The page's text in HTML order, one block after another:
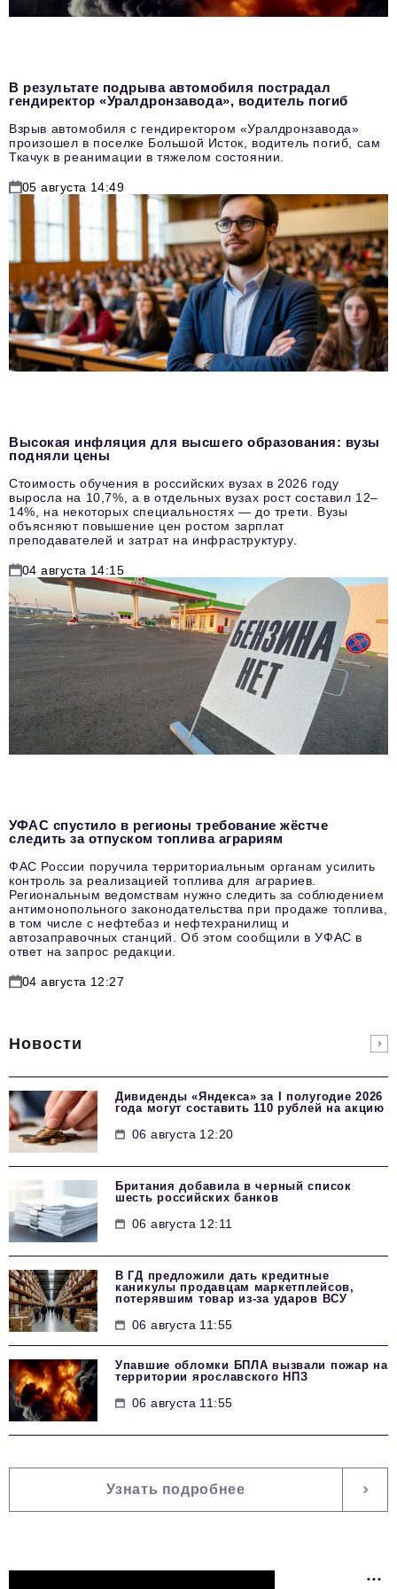
В результате подрыва автомобиля пострадал
гендиректор «Уралдронзавода», водитель погиб
Взрыв автомобиля с гендиректором «Уралдронзавода»
произошел в поселке Большой Исток, водитель погиб, сам
Ткачук в реанимации в тяжелом состоянии.
05 августа 14:49
Высокая инфляция для высшего образования: вузы
подняли цены
Стоимость обучения в российских вузах в 2026 году
выросла на 10,7%, а в отдельных вузах рост составил 12–
14%, на некоторых специальностях — до трети. Вузы
объясняют повышение цен ростом зарплат
преподавателей и затрат на инфраструктуру.
04 августа 14:15
УФАС спустило в регионы требование жёстче
следить за отпуском топлива аграриям
ФАС России поручила территориальным органам усилить
контроль за реализацией топлива для аграриев.
Региональным ведомствам нужно следить за соблюдением
антимонопольного законодательства при продаже топлива,
в том числе с нефтебаз и нефтехранилищ и
автозаправочных станций. Об этом сообщили в УФАС в
ответ на запрос редакции.
04 августа 12:27
Новости
Дивиденды «Яндекса» за I полугодие 2026
года могут составить 110 рублей на акцию
06 августа 12:20
Британия добавила в черный список
шесть российских банков
06 августа 12:11
В ГД предложили дать кредитные
каникулы продавцам маркетплейсов,
потерявшим товар из-за ударов ВСУ
06 августа 11:55
Упавшие обломки БПЛА вызвали пожар на
территории ярославского НПЗ
06 августа 11:55
Узнать подробнее